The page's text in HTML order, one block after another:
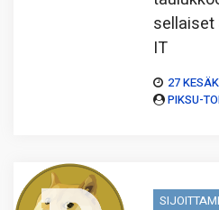
sellaiset
IT
27
PIKSU-